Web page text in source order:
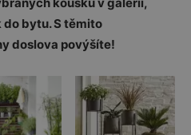
bytu. S těmito
doslova povýšíte!